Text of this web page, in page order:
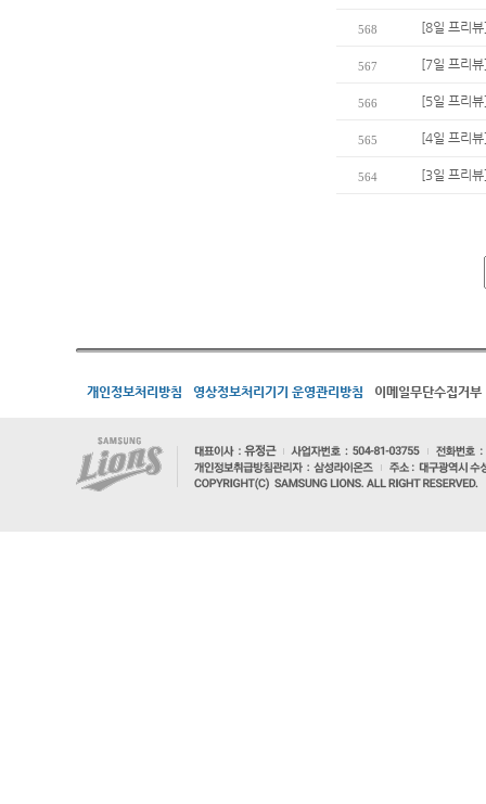
568 [8일 프리
567 [7일 프리
566 [5일 프리
565 [4일 프리
564 [3일 프리
개인정보처리방침 영상정보처리기기 운영관리방침 이메일무단수집거부